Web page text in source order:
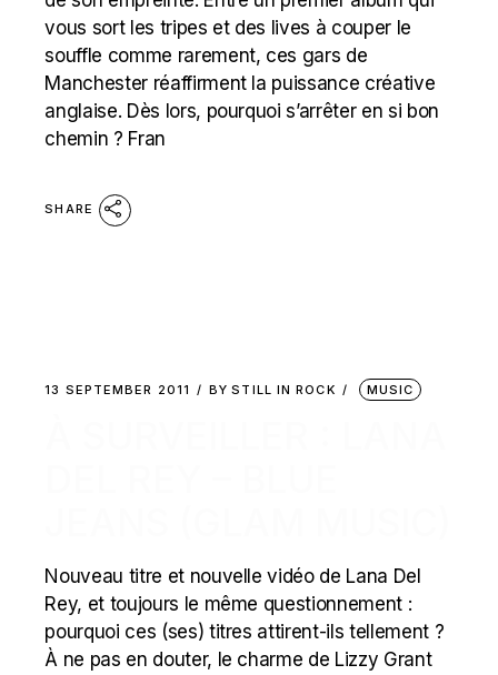
vous sort les tripes et des lives à couper le
souffle comme rarement, ces gars de
Manchester réaffirment la puissance créative
anglaise. Dès lors, pourquoi s’arrêter en si bon
chemin ? Fran
SHARE
13 SEPTEMBER 2011 BY STILL IN ROCK MUSIC
Nouveau titre et nouvelle vidéo de Lana Del
Rey, et toujours le même questionnement :
pourquoi ces (ses) titres attirent-ils tellement ?
À ne pas en douter, le charme de Lizzy Grant